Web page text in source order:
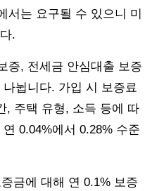
서는 요구될 수 있으니 미
.
증, 전세금 안심대출 보증
뉩니다. 가입 시 보증료
, 주택 유형, 소득 등에 따
0.04%에서 0.28% 수준
금에 대해 연 0.1% 보증